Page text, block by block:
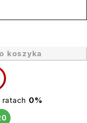
koszyka
ratach 0%